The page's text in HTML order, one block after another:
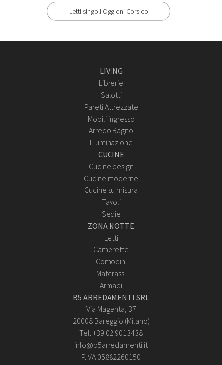
Letti singoli Oggioni Corsico
LIVING
Librerie
Salotti
Pareti Attrezzate
Mobili ingresso
Arredo Bagno
Illuminazione
CUCINE
Cucine design
Cucine moderne
Cucine su misura
Tavoli
Sedie
ZONA NOTTE
Letti
Camerette
Comodini
Materassi
Armadi
B5 ARREDAMENTI SRL
Via Magenta, 37
20008 Bareggio (Milano)
Tel. +39 02 9013438
info@b5arredamenti.it
P.IVA 05882260150